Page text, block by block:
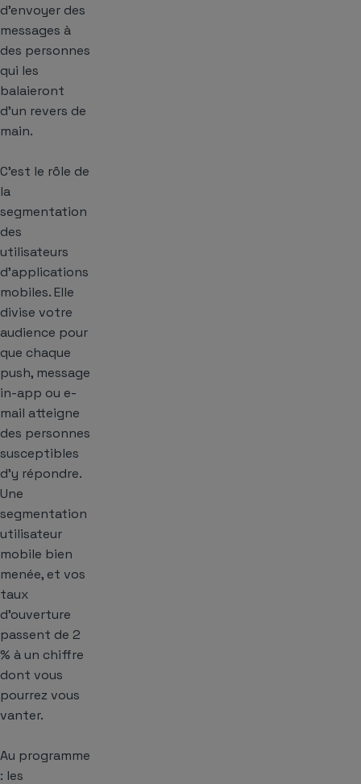
d’envoyer des
messages à
des personnes
qui les
balaieront
d’un revers de
main.
C’est le rôle de
la
segmentation
des
utilisateurs
d’applications
mobiles. Elle
divise votre
audience pour
que chaque
push, message
in-app ou e-
mail atteigne
des personnes
susceptibles
d’y répondre.
Une
segmentation
utilisateur
mobile bien
menée, et vos
taux
d’ouverture
passent de 2
% à un chiffre
dont vous
pourrez vous
vanter.
Au programme
: les